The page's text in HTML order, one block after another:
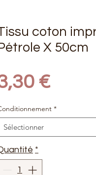
coton
X 50cm
€Prix
*
Sélectionner
*